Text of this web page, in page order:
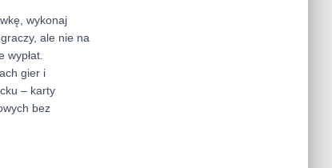
wykonaj
ale nie na
gier i
– karty
bez